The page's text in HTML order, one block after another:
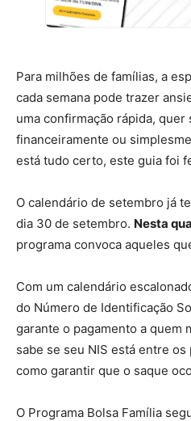
Para milhões de famílias, a
cada semana pode trazer
uma confirmação rápida, quer
financeiramente ou
está tudo certo, este guia foi
O calendário de setembro já
dia 30 de setembro. Nesta
programa convoca aqueles
Com um calendário
do Número de Identificação
garante o pagamento a quem
sabe se seu NIS está entre
como garantir que o saque
O Programa Bolsa Família